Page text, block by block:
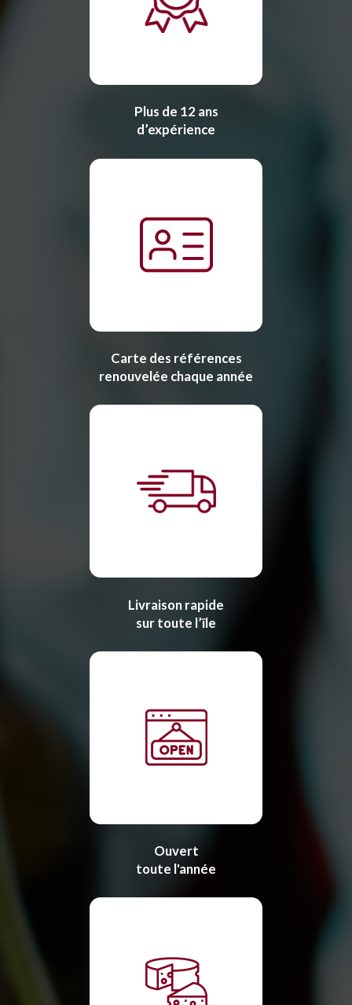
Plus de 12 ans
d’expérience
Carte des références
renouvelée chaque année
Livraison rapide
sur toute l’île
Ouvert
toute l'année